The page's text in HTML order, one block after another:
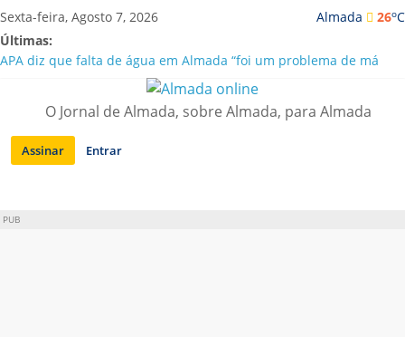
Saltar
para
conteúdo
Almada 26oC
Sexta-feira, Agosto 7, 2026
Últimas:
APA diz que falta de água em Almada “foi um problema de má
Laranjeiro | Cultura pop asiática invade a Casa Amarela
Ponte 25 de Abril celebra 60 anos com programa cultural entre
Lisboa e Almada
Situação de alerta em Almada renovada até final de Agosto
O Jornal de Almada, sobre Almada, para Almada
Assinar Entrar
PUB